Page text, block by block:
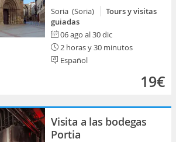
Soria (Soria)
Tours y visitas
guiadas
06 ago al 30 dic
2 horas y 30 minutos
Español
19€
Visita a las bodegas
Portia